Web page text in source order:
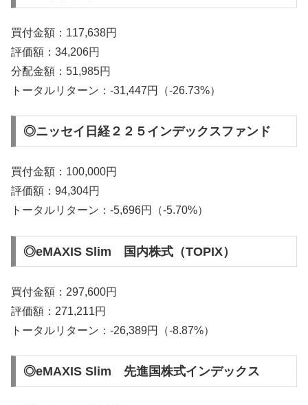
買付金額：117,638円
評価額：34,206円
分配金額：51,985円
トータルリターン：-31,447円（-26.73%）
◎ニッセイ日経２２５インデックスファンド
買付金額：100,000円
評価額：94,304円
トータルリターン：-5,696円（-5.70%）
◎eMAXIS Slim 国内株式（TOPIX）
買付金額：297,600円
評価額：271,211円
トータルリターン：-26,389円（-8.87%）
◎eMAXIS Slim 先進国株式インデックス